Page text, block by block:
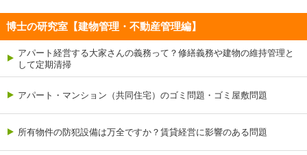
博士の研究室【建物管理・不動産管理編】
アパート経営する大家さんの義務って？修繕義務や建物の維持管理と
して定期清掃
アパート・マンション（共同住宅）のゴミ問題・ゴミ屋敷問題
所有物件の防犯設備は万全ですか？賃貸経営に影響のある問題